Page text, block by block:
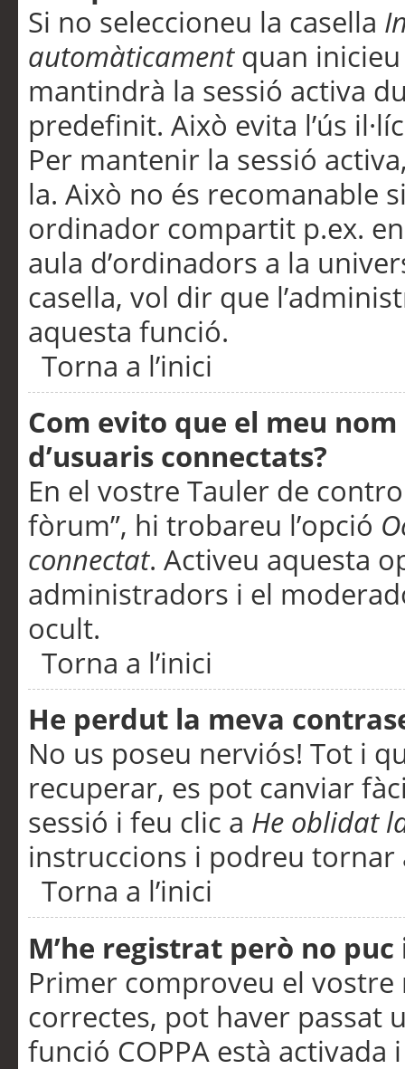
Si no seleccioneu la casella
automàticamentquan inicieu
mantindrà la sessió activa
predefinit. Això evita l’ús
Per mantenir la sessió
la. Això no és recomanable
ordinador compartit p.ex.
aula d’ordinadors a la
casella, vol dir que
aquesta funció.
Torna a l’inici
Com evito que el meu
d’usuaris connectats?
En el vostre Tauler de
fòrum”, hi trobareu l’opció
connectat. Activeu aquesta
administradors i el
ocult.
Torna a l’inici
He perdut la meva
No us poseu nerviós! Tot i
recuperar, es pot canviar
sessió i feu clic a He oblidat
instruccions i podreu tornar
Torna a l’inici
M’he registrat però no
Primer comproveu el vostre
correctes, pot haver passat
funció COPPA està